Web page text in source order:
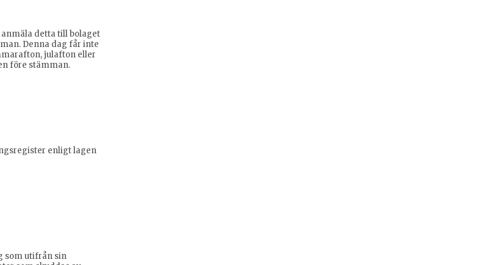
detta till bolaget
Denna dag får inte
julafton eller
före stämman.
enligt lagen
som utifrån sin